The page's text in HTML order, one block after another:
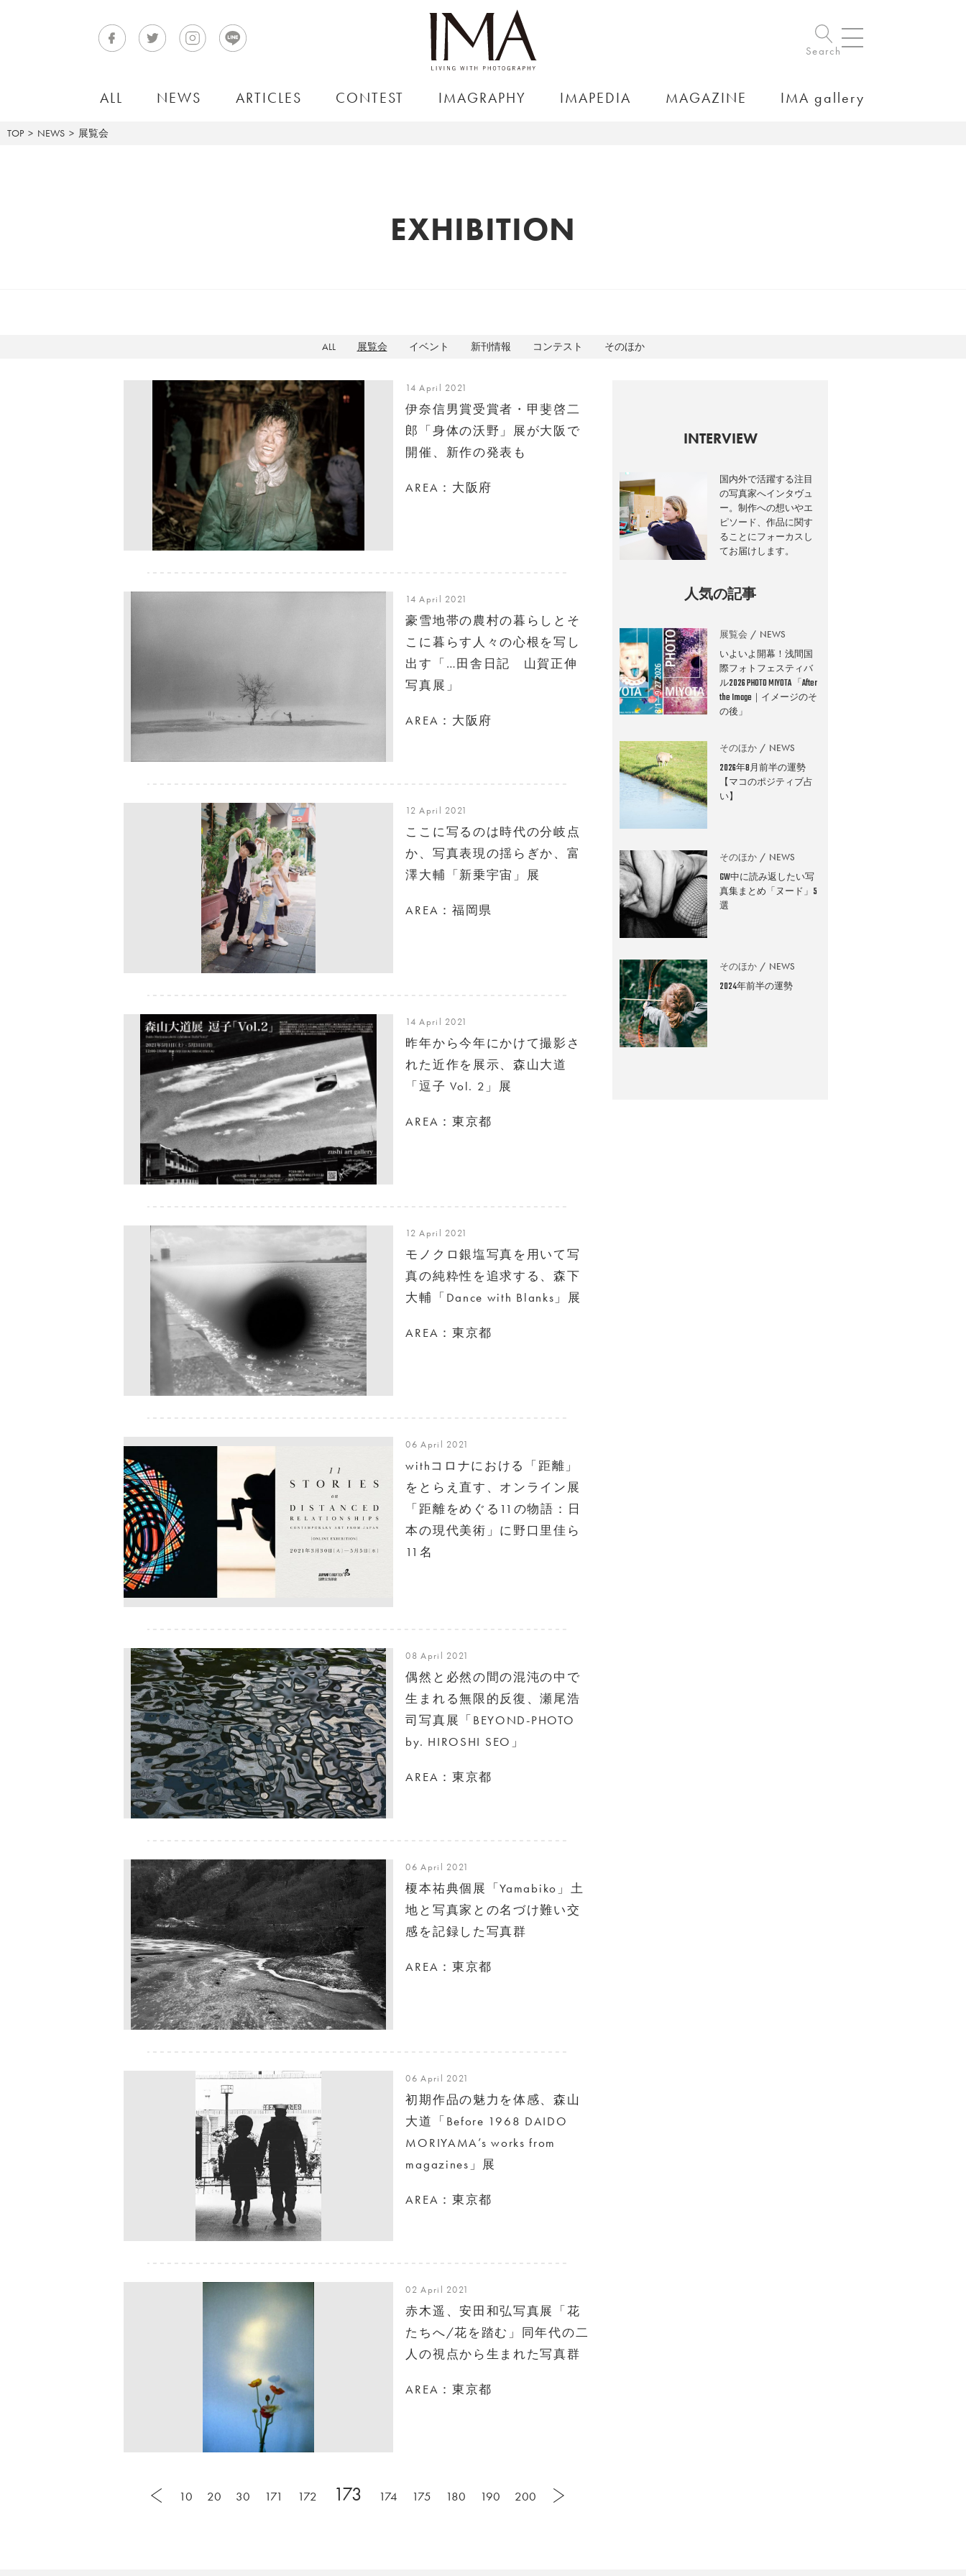
Search
ALL NEWS ARTICLES CONTEST IMAGRAPHY IMAPEDIA MAGAZINE IMA gallery
TOP NEWS 展覧会
EXHIBITION
ALL 展覧会 イベント 新刊情報 コンテスト そのほか
14 April 2021
伊奈信男賞受賞者・甲斐啓二
郎「身体の沃野」展が大阪で
開催、新作の発表も
AREA：大阪府
14 April 2021
豪雪地帯の農村の暮らしとそ
こに暮らす人々の心根を写し
出す「…田舎日記 山賀正伸
写真展」
AREA：大阪府
12 April 2021
ここに写るのは時代の分岐点
か、写真表現の揺らぎか、富
澤大輔「新乗宇宙」展
AREA：福岡県
14 April 2021
昨年から今年にかけて撮影さ
れた近作を展示、森山大道
「逗子 Vol. 2」展
AREA：東京都
12 April 2021
モノクロ銀塩写真を用いて写
真の純粋性を追求する、森下
大輔「Dance with Blanks」展
AREA：東京都
06 April 2021
withコロナにおける「距離」
をとらえ直す、オンライン展
「距離をめぐる11の物語：日
本の現代美術」に野口里佳ら
11名
08 April 2021
偶然と必然の間の混沌の中で
生まれる無限的反復、瀬尾浩
司写真展「BEYOND-PHOTO
by. HIROSHI SEO」
AREA：東京都
06 April 2021
榎本祐典個展「Yamabiko」土
地と写真家との名づけ難い交
感を記録した写真群
AREA：東京都
06 April 2021
初期作品の魅力を体感、森山
大道「Before 1968 DAIDO
MORIYAMA’s works from
magazines」展
AREA：東京都
02 April 2021
赤木遥、安田和弘写真展「花
たちへ/花を踏む」同年代の二
人の視点から生まれた写真群
AREA：東京都
10 20 30 171 172 173 174 175 180 190 200
INTERVIEW
国内外で活躍する注目
の写真家へインタヴュ
ー。制作への想いやエ
ピソード、作品に関す
ることにフォーカスし
てお届けします。
人気の記事
展覧会 NEWS
いよいよ開幕！浅間国
際フォトフェスティバ
ル2026 PHOTO MIYOTA 「After
the Image｜イメージのそ
の後」
そのほか NEWS
2026年8月前半の運勢
【マコのポジティブ占
い】
そのほか NEWS
GW中に読み返したい写
真集まとめ「ヌード」5
選
そのほか NEWS
2024年前半の運勢